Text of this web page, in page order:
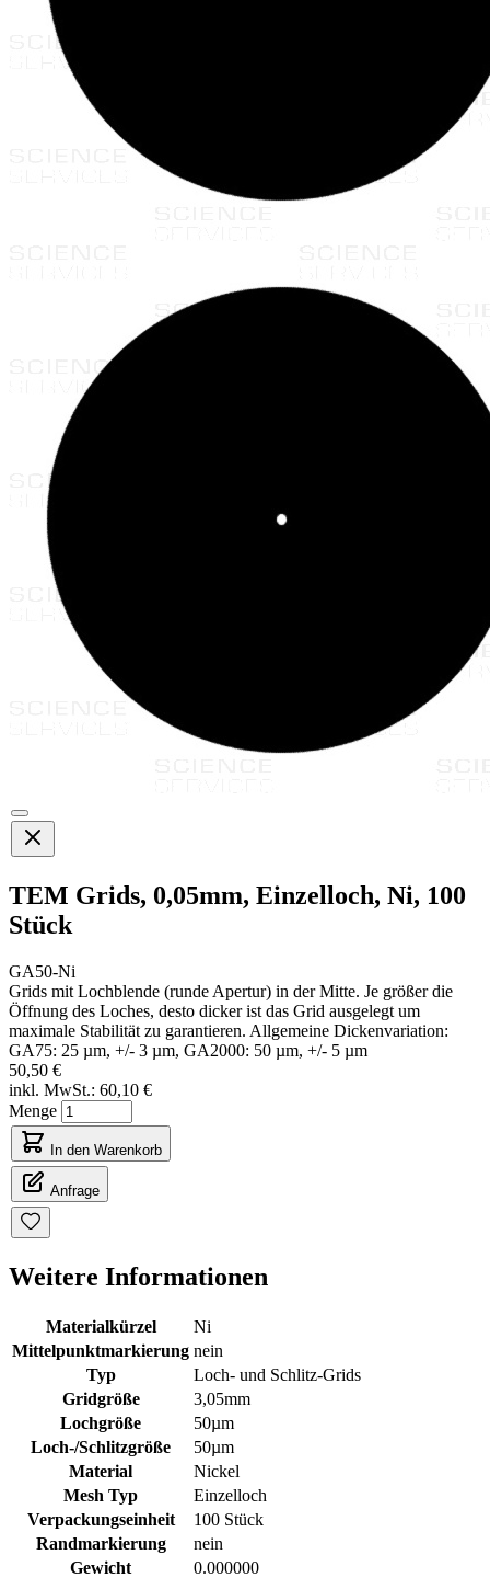
TEM Grids, 0,05mm, Einzelloch, Ni, 100
Stück
GA50-Ni
Grids mit Lochblende (runde Apertur) in der Mitte. Je größer die
Öffnung des Loches, desto dicker ist das Grid ausgelegt um
maximale Stabilität zu garantieren. Allgemeine Dickenvariation:
GA75: 25 µm, +/- 3 µm, GA2000: 50 µm, +/- 5 µm
50,50 €
inkl. MwSt.: 60,10 €
Menge
In den Warenkorb
Anfrage
Weitere Informationen
Materialkürzel
Ni
Mittelpunktmarkierung nein
Typ
Loch- und Schlitz-Grids
Gridgröße
3,05mm
Lochgröße
50µm
Loch-/Schlitzgröße
50µm
Material
Nickel
Mesh Typ
Einzelloch
Verpackungseinheit
100 Stück
Randmarkierung
nein
Gewicht
0.000000